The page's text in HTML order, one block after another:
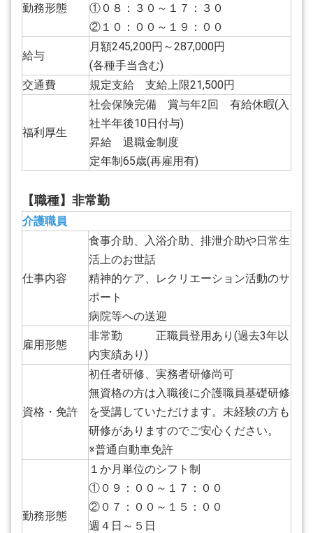
勤務形態
①０８：３０～１７：３０
②１０：００～１９：００
給与
月額245,200円～287,000円
(各種手当含む)
交通費
規定支給 支給上限21,500円
福利厚生
社会保険完備 賞与年2回 有給休暇(入
社半年後10日付与)
昇給 退職金制度
定年制65歳(再雇用有)
【職種】非常勤
介護職員
仕事内容
食事介助、入浴介助、排泄介助や日常生
活上のお世話
精神的ケア、レクリエーション活動のサ
ポート
病院等への送迎
雇用形態
非常勤 正職員登用あり(過去3年以
内実績あり)
資格・免許
初任者研修、実務者研修尚可
無資格の方は入職後に介護職員基礎研修
を受講していただけます。未経験の方も
研修がありますのでご安心ください。
※普通自動車免許
勤務形態
１か月単位のシフト制
①０９：００～１７：００
②０７：００～１５：００
週４日～５日